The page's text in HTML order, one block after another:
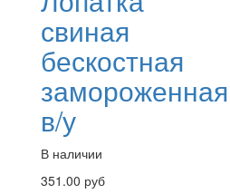
свиная
бескостная
замороженная
в/у
В наличии
351.00 руб